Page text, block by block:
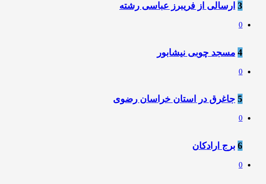
3 ارسالی از فریبرز عباسی رشته
0
4 مسجد چوبی نیشابور
0
5 جاغرق در استان خراسان رضوی
0
6 برج ارادکان
0